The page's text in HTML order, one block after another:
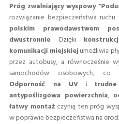
Próg zwalniający wyspowy
rozwiązanie bezpieczeństwa
polskim prawodawstwem
dwustronnie. Dzięki
komunikacji miejskiejumożliwia
przez autobusy, a równocześnie
samochodów osobowych, co
Odporność na UV i
antypoślizgowa powierzchnia,
łatwy montaż czynią ten próg
w poprawie bezpieczeństwa na